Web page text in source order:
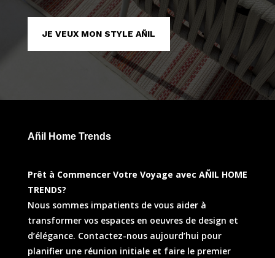
JE VEUX MON STYLE AÑIL
Añil Home Trends
Prêt à Commencer Votre Voyage avec AÑIL HOME
TRENDS?
Nous sommes impatients de vous aider à
transformer vos espaces en oeuvres de design et
d’élégance. Contactez-nous aujourd’hui pour
planifier une réunion initiale et faire le premier